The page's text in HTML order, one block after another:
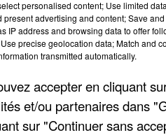
un match nul a eu
la 10e place du
En Nationale 3,
personalised content; Use limited
present advertising and content; Save
IP address and browsing data to offer
precise geolocation data; Match and
transmitted automatically.
accepter en cliquant
et/ou partenaires dans
sur "Continuer sans